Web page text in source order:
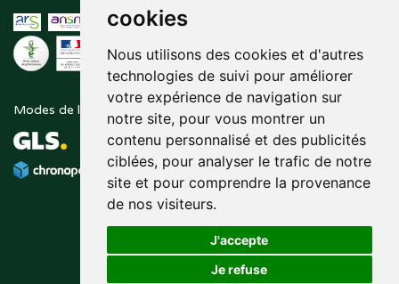
cookies
Nous utilisons des cookies et d'autres
technologies de suivi pour améliorer
votre expérience de navigation sur
notre site, pour vous montrer un
contenu personnalisé et des publicités
ciblées, pour analyser le trafic de notre
site et pour comprendre la provenance
de nos visiteurs.
J'accepte
Je refuse
Modes de livraison Suivez-nous sur